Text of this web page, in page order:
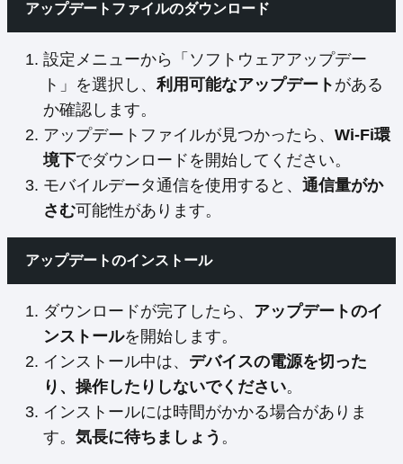
アップデートファイルのダウンロード
設定メニューから「ソフトウェアアップデー
ト」を選択し、 利用可能なアップデート がある
か確認します。
アップデートファイルが見つかったら、 Wi-Fi環
境下でダウンロードを開始してください。
モバイルデータ通信を使用すると、 通信量がか
さむ可能性があります。
アップデートのインストール
ダウンロードが完了したら、 アップデートのイ
ンストールを開始します。
インストール中は、 デバイスの電源を切った
り、操作したりしないでください。
インストールには時間がかかる場合がありま
す。 気長に待ちましょう 。